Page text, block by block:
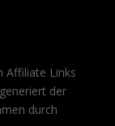
Affiliate Links
der
durch